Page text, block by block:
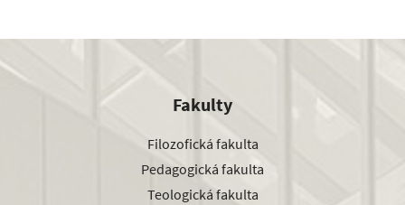
Fakulty
Filozofická fakulta
Pedagogická fakulta
Teologická fakulta